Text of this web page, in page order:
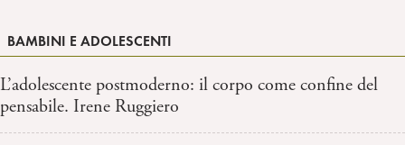
BAMBINI E ADOLESCENTI
L’adolescente postmoderno: il corpo come confine del
pensabile. Irene Ruggiero